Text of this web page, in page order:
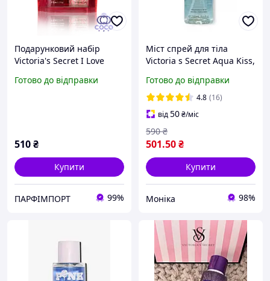
Подарунковий набір
Victoria's Secret I Love
Міст і Спрей-Шімер)
Готово до відправки
510₴
Купити
ПАРФІМПОРТ 99%
Міст спрей для тіла
Victoria s Secret Aqua Kiss,
Готово до відправки
4.8 (16)
від50₴/міс
501.50₴
590 ₴
Купити
Моніка 98%